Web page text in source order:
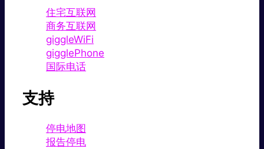
住宅互联网
商务互联网
giggleWiFi
gigglePhone
国际电话
支持
停电地图
报告停电